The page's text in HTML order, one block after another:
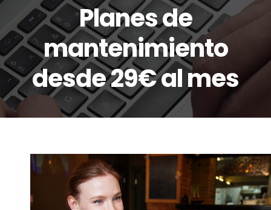
Planes de
mantenimiento
desde 29€ al mes